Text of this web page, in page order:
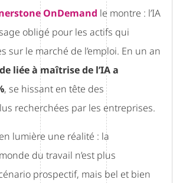
OnDemand le montre : l’IA
obligé pour les actifs qui
sur le marché de l’emploi. En un an
liée à maîtrise de l’IA a
, se hissant en tête des
recherchées par les entreprises.
lumière une réalité : la
du travail n’est plus
prospectif, mais bel et bien